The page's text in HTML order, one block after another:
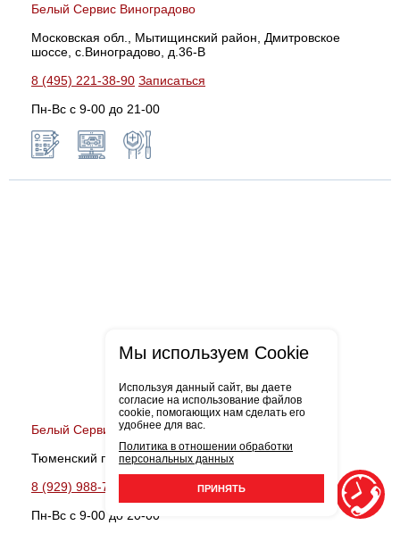
Белый Сервис Виноградово
Московская обл., Мытищинский район, Дмитровское
шоссе, с.Виноградово, д.36-В
8 (495) 221-38-90 Записаться
Пн-Вс с 9-00 до 21-00
Белый Сервис ДДС моторс
Тюменский проезд, д.5, стр.2
8 (929) 988-77-53
Записаться
Пн-Вс c 9-00 до 20-00
Мы используем Cookie
Используя данный сайт, вы даете
согласие на использование файлов
cookie, помогающих нам сделать его
удобнее для вас.
Политика в отношении обработки
персональных данных
ПРИНЯТЬ